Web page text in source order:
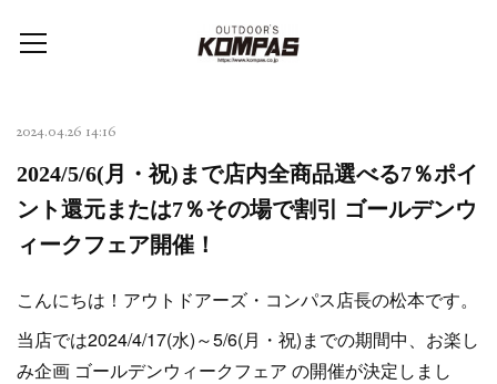
2024.04.26 14:16
2024/5/6(月・祝)まで店内全商品選べる7％ポイ
ント還元または7％その場で割引 ゴールデンウ
ィークフェア開催！
こんにちは！アウトドアーズ・コンパス店長の松本です。
当店では2024/4/17(水)～5/6(月・祝)までの期間中、お楽し
み企画 ゴールデンウィークフェア の開催が決定しまし